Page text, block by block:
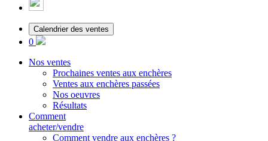
Calendrier des ventes
0
Nos ventes
Prochaines ventes aux enchères
Ventes aux enchères passées
Nos oeuvres
Résultats
Comment
acheter/vendre
Comment vendre aux enchères ?